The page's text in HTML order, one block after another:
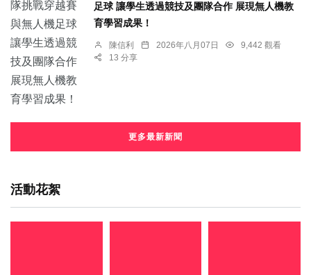
足球 讓學生透過競技及團隊合作 展現無人機教
育學習成果！
陳信利 2026年八月07日
9,442 觀看
13 分享
更多最新新聞
活動花絮